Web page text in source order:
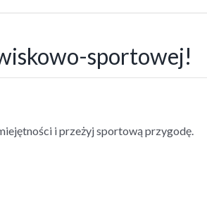
sportowej!
i przeżyj sportową przygodę.